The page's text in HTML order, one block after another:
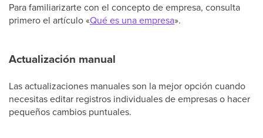
Para familiarizarte con el concepto de empresa, consulta
primero el artículo «Qué es una empresa».
Actualización manual
Las actualizaciones manuales son la mejor opción cuando
necesitas editar registros individuales de empresas o hacer
pequeños cambios puntuales.